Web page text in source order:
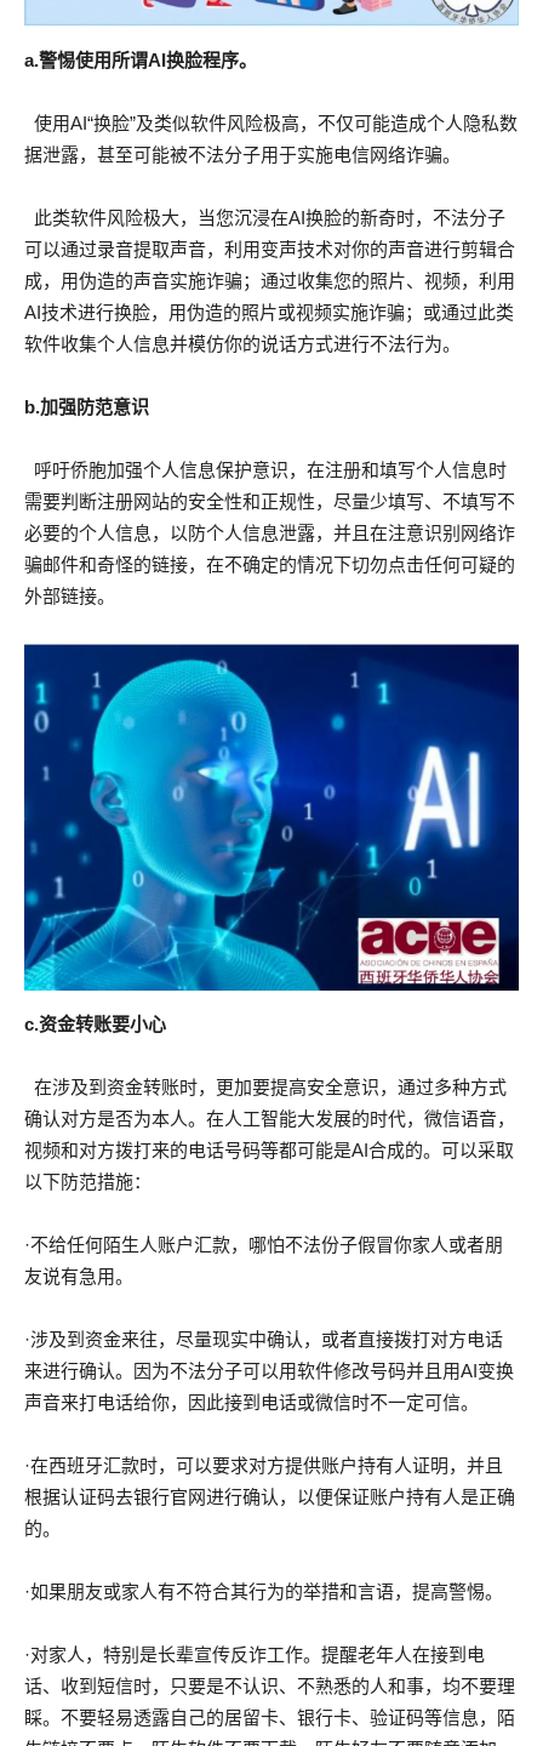
a.警惕使用所谓AI换脸程序。
使用AI“换脸”及类似软件风险极高，不仅可能造成个人隐私数
据泄露，甚至可能被不法分子用于实施电信网络诈骗。
此类软件风险极大，当您沉浸在AI换脸的新奇时，不法分子
可以通过录音提取声音，利用变声技术对你的声音进行剪辑合
成，用伪造的声音实施诈骗；通过收集您的照片、视频，利用
AI技术进行换脸，用伪造的照片或视频实施诈骗；或通过此类
软件收集个人信息并模仿你的说话方式进行不法行为。
b.加强防范意识
呼吁侨胞加强个人信息保护意识，在注册和填写个人信息时
需要判断注册网站的安全性和正规性，尽量少填写、不填写不
必要的个人信息，以防个人信息泄露，并且在注意识别网络诈
骗邮件和奇怪的链接，在不确定的情况下切勿点击任何可疑的
外部链接。
c.资金转账要小心
在涉及到资金转账时，更加要提高安全意识，通过多种方式
确认对方是否为本人。在人工智能大发展的时代，微信语音，
视频和对方拨打来的电话号码等都可能是AI合成的。可以采取
以下防范措施：
·不给任何陌生人账户汇款，哪怕不法份子假冒你家人或者朋
友说有急用。
·涉及到资金来往，尽量现实中确认，或者直接拨打对方电话
来进行确认。因为不法分子可以用软件修改号码并且用AI变换
声音来打电话给你，因此接到电话或微信时不一定可信。
·在西班牙汇款时，可以要求对方提供账户持有人证明，并且
根据认证码去银行官网进行确认，以便保证账户持有人是正确
的。
·如果朋友或家人有不符合其行为的举措和言语，提高警惕。
·对家人，特别是长辈宣传反诈工作。提醒老年人在接到电
话、收到短信时，只要是不认识、不熟悉的人和事，均不要理
睬。不要轻易透露自己的居留卡、银行卡、验证码等信息，陌